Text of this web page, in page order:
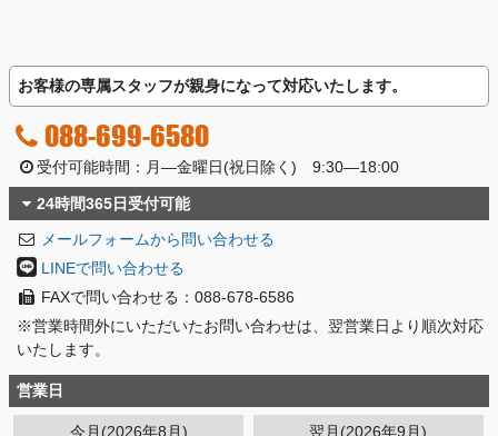
お客様の専属スタッフが親身になって対応いたします。
088-699-6580
受付可能時間：月―金曜日(祝日除く) 9:30―18:00
24時間365日受付可能
メールフォームから問い合わせる
LINEで問い合わせる
FAXで問い合わせる：088-678-6586
※営業時間外にいただいたお問い合わせは、翌営業日より順次対応
いたします。
営業日
今月(2026年8月) 翌月(2026年9月)